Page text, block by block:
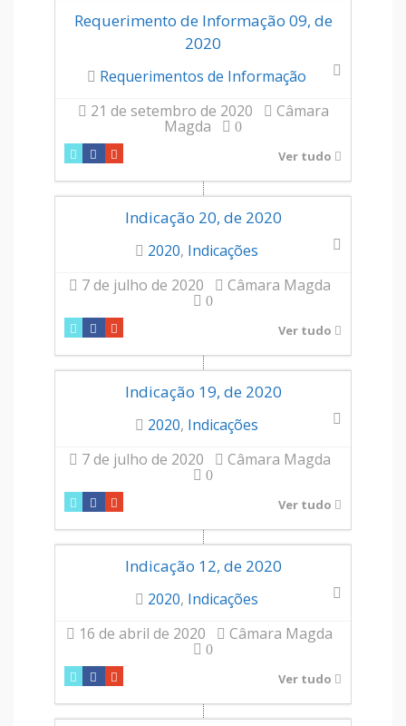
Requerimento de Informação 09, de
2020
Requerimentos de Informação
21 de setembro de 2020
Câmara
Magda 0
Ver tudo
Indicação 20, de 2020
2020, Indicações
7 de julho de 2020
Câmara Magda
0
Ver tudo
Indicação 19, de 2020
2020, Indicações
7 de julho de 2020
Câmara Magda
0
Ver tudo
Indicação 12, de 2020
2020, Indicações
16 de abril de 2020
Câmara Magda
0
Ver tudo